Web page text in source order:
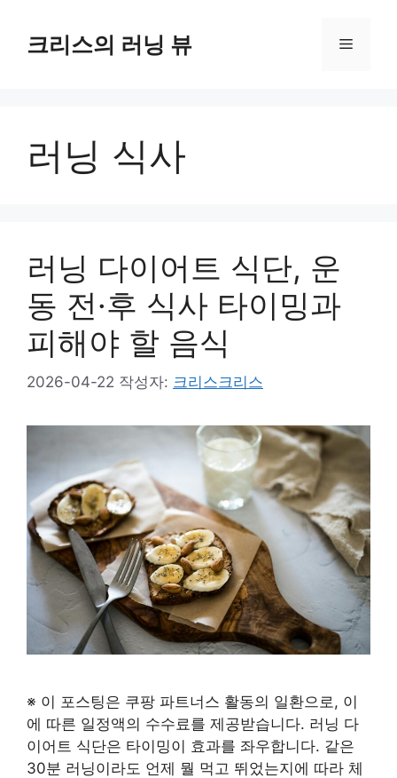
크리스의 러닝 뷰 메
러닝 식사
러닝 다이어트 식단, 운
동 전·후 식사 타이밍과
피해야 할 음식
2026-04-22 작성자: 크리스크리스
※ 이 포스팅은 쿠팡 파트너스 활동의 일환으로, 이
에 따른 일정액의 수수료를 제공받습니다. 러닝 다
이어트 식단은 타이밍이 효과를 좌우합니다. 같은
30분 러닝이라도 언제 뭘 먹고 뛰었는지에 따라 체